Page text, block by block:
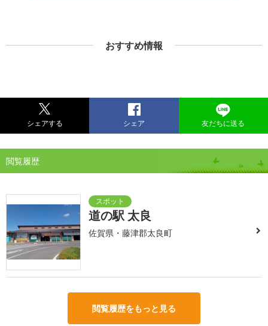
おすすめ情報
シェアする シェア 友だちに送る
閲覧履歴
道の駅 太良
佐賀県・藤津郡太良町
閲覧履歴をもっと見る